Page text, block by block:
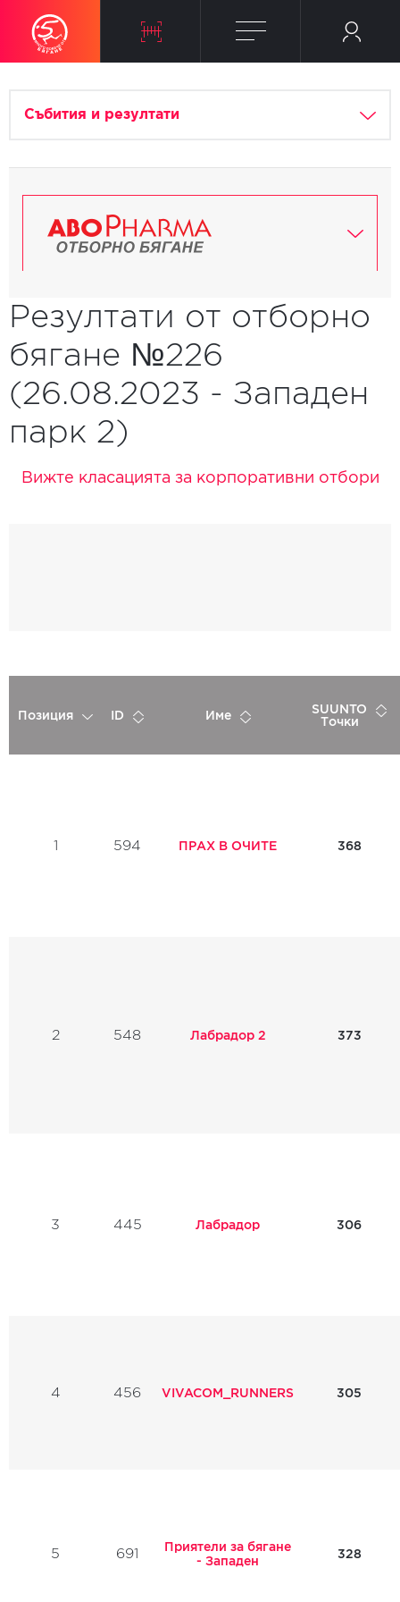
Събития и резултати
Резултати от отборно
бягане №226
(26.08.2023 - Западен
парк 2)
Вижте класацията за корпоративни отбори
Позиция ID Име
SUUNTO
Точки
1 594 ПРАХ В ОЧИТЕ 368
2 548 Лабрадор 2 373
3 445 Лабрадор 306
4 456 VIVACOM_RUNNERS 305
5 691
Приятели за бягане
- Западен
328